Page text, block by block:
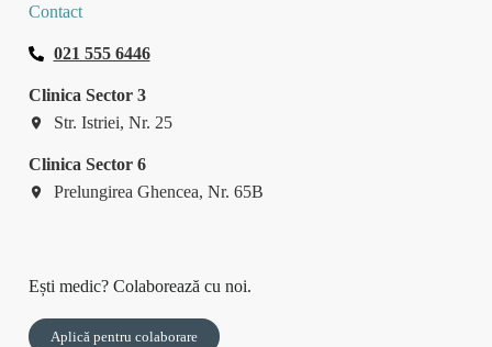
Contact
021 555 6446
Clinica Sector 3
Str. Istriei, Nr. 25
Clinica Sector 6
Prelungirea Ghencea, Nr. 65B
Ești medic? Colaborează cu noi.
Aplică pentru colaborare